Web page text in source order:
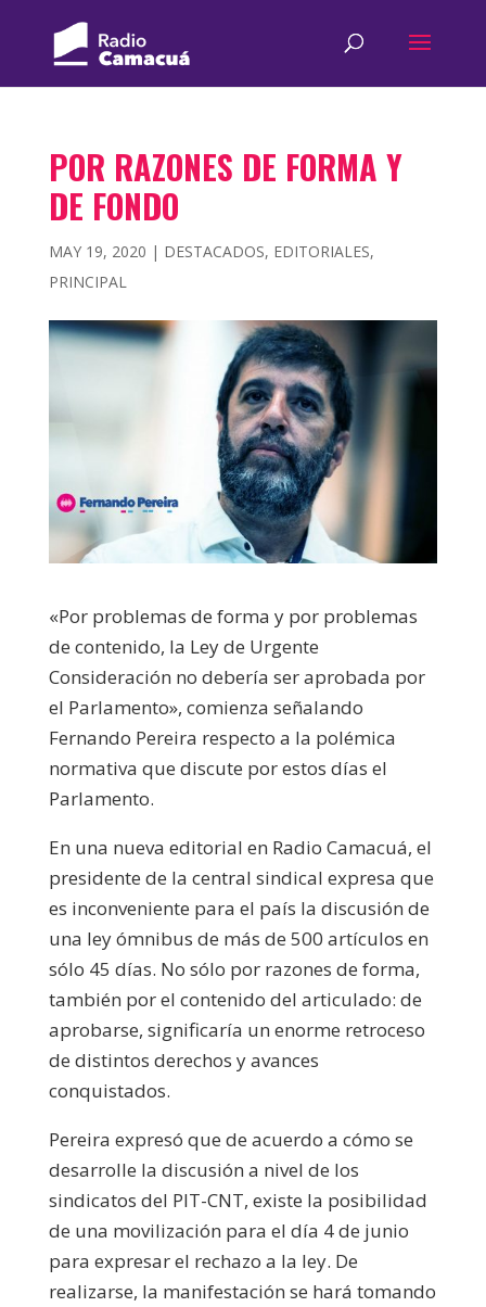
POR RAZONES DE FORMA Y
DE FONDO
MAY 19, 2020 | DESTACADOS, EDITORIALES,
PRINCIPAL
«Por problemas de forma y por problemas
de contenido, la Ley de Urgente
Consideración no debería ser aprobada por
el Parlamento», comienza señalando
Fernando Pereira respecto a la polémica
normativa que discute por estos días el
Parlamento.
En una nueva editorial en Radio Camacuá, el
presidente de la central sindical expresa que
es inconveniente para el país la discusión de
una ley ómnibus de más de 500 artículos en
sólo 45 días. No sólo por razones de forma,
también por el contenido del articulado: de
aprobarse, significaría un enorme retroceso
de distintos derechos y avances
conquistados.
Pereira expresó que de acuerdo a cómo se
desarrolle la discusión a nivel de los
sindicatos del PIT-CNT, existe la posibilidad
de una movilización para el día 4 de junio
para expresar el rechazo a la ley. De
realizarse, la manifestación se hará tomando